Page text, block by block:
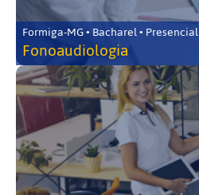
Formiga-MG • Bacharel • Presencial
Fonoaudiologia